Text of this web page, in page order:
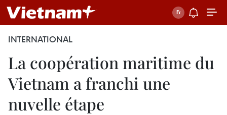
INTERNATIONAL
La coopération maritime du
Vietnam a franchi une
nuvelle étape